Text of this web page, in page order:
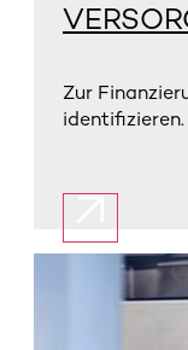
Zur
identifizieren.